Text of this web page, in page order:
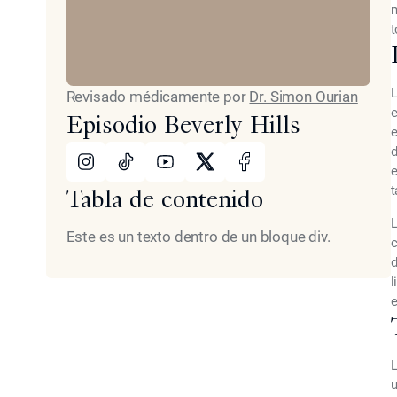
Revisado médicamente por Dr. Simon Ourian
Episodio Beverly Hills
Facebook
Tabla de contenido
Este es un texto dentro de un bloque div.